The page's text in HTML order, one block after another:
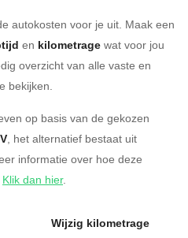
autokosten voor je uit. Maak een
en kilometrage wat voor jou
overzicht van alle vaste en
bekijken.
op basis van de gekozen
, het alternatief bestaat uit
informatie over hoe deze
Klik dan hier.
Wijzig kilometrage